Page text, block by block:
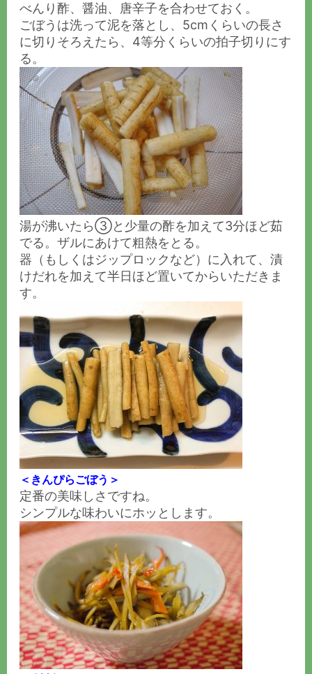
べんり酢、醤油、唐辛子を合わせておく。
ごぼうは洗って泥を落とし、5cmくらいの長さ
に切りそろえたら、4等分くらいの拍子切りにす
る。
湯が沸いたら③と少量の酢を加えて3分ほど茹
でる。ザルにあけて粗熱をとる。
器（もしくはジップロックなど）に入れて、漬
けだれを加えて半日ほど置いてからいただきま
す。
＜きんぴらごぼう＞
定番の美味しさですね。
シンプルな味わいにホッとします。